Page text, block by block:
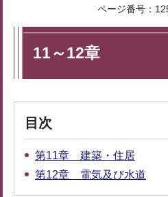
ページ番号：
11～12章
目次
第11章 建築・住居
第12章 電気及び水道